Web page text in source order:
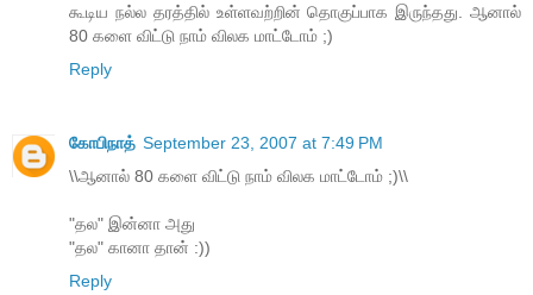
கூடிய நல்ல தரத்தில் உள்ளவற்றின் தொகுப்பாக இருந்தது. ஆனால்
80 களை விட்டு நாம் விலக மாட்டோம் ;)
Reply
கோபிநாத் September 23, 2007 at 7:49 PM
\\ஆனால் 80 களை விட்டு நாம் விலக மாட்டோம் ;)\\
"தல" இன்னா அது
"தல" கானா தான் :))
Reply